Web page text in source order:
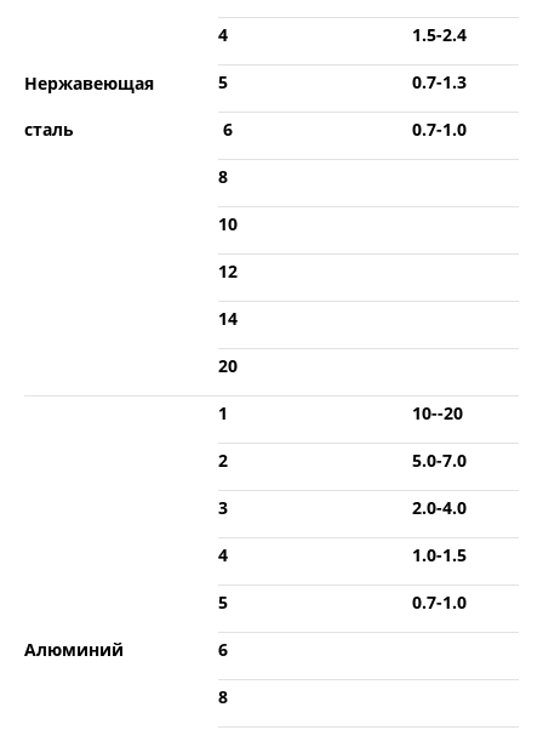
Нержавеющая
сталь
4 1.5-2.4
5 0.7-1.3
6 0.7-1.0
8
10
12
14
20
Алюминий
1 10--20
2 5.0-7.0
3 2.0-4.0
4 1.0-1.5
5 0.7-1.0
6
8